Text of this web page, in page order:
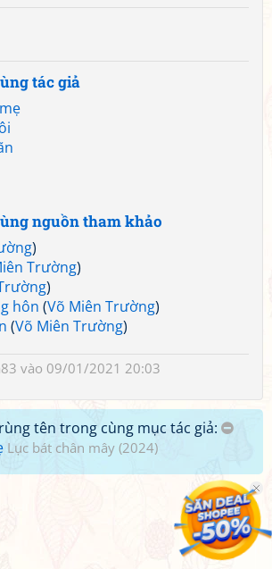
tác giả
nguồn tham khảo
)
Trường)
)
hôn (Võ Miên Trường)
(Võ Miên Trường)
vào 09/01/2021 20:03
tên trong cùng mục tác giả:
Lục bát chân mây (2024)